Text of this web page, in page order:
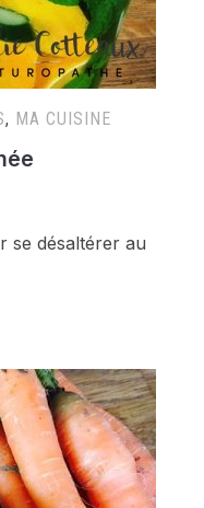
, MA CUISINE
se désaltérer au